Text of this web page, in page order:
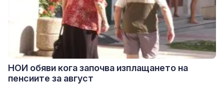
НОИ обяви кога започва изплащането на
пенсиите за август